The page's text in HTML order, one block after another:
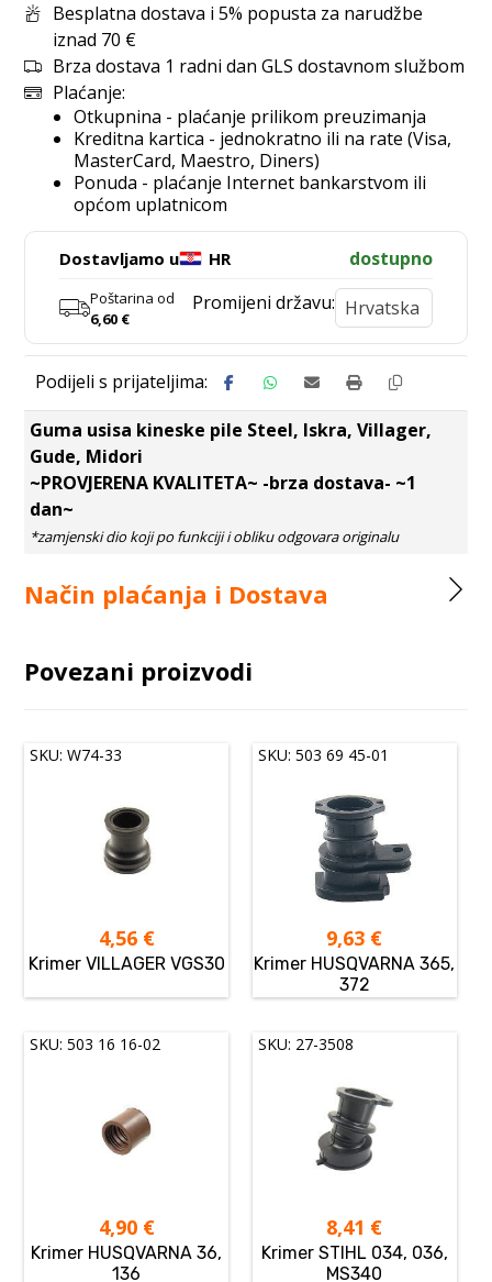
Besplatna dostava i 5% popusta za narudžbe
iznad 70 €
Brza dostava 1 radni dan GLS dostavnom službom
Plaćanje:
Otkupnina - plaćanje prilikom preuzimanja
Kreditna kartica - jednokratno ili na rate (Visa,
MasterCard, Maestro, Diners)
Ponuda - plaćanje Internet bankarstvom ili
općom uplatnicom
Dostavljamo u HR dostupno
Poštarina od
6,60 €
Promijeni državu:
Guma usisa kineske pile Steel, Iskra, Villager,
Gude, Midori
~PROVJERENA KVALITETA~ -brza dostava- ~1
dan~
Način plaćanja i Dostava
Povezani proizvodi
SKU: W74-33
4,56 €
Krimer VILLAGER VGS30
SKU: 503 69 45-01
9,63 €
Krimer HUSQVARNA 365,
372
SKU: 503 16 16-02
4,90 €
Krimer HUSQVARNA 36,
136
SKU: 27-3508
8,41 €
Krimer STIHL 034, 036,
MS340